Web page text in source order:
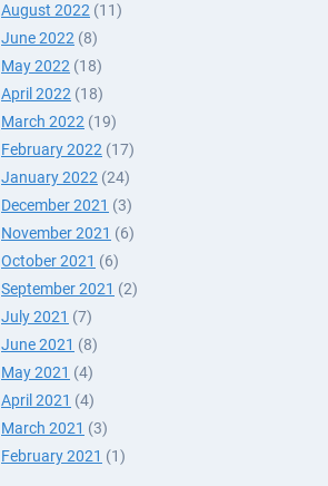
August 2022 (11)
June 2022 (8)
May 2022 (18)
April 2022 (18)
March 2022 (19)
February 2022 (17)
January 2022 (24)
December 2021 (3)
November 2021 (6)
October 2021 (6)
September 2021 (2)
July 2021 (7)
June 2021 (8)
May 2021 (4)
April 2021 (4)
March 2021 (3)
February 2021 (1)